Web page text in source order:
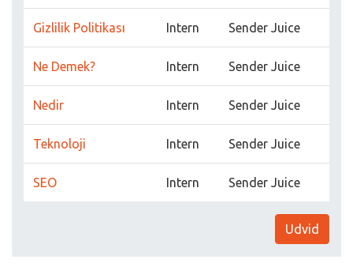
Gizlilik Politikası Intern Sender Juice
Ne Demek? Intern Sender Juice
Nedir Intern Sender Juice
Teknoloji Intern Sender Juice
SEO Intern Sender Juice
Udvid